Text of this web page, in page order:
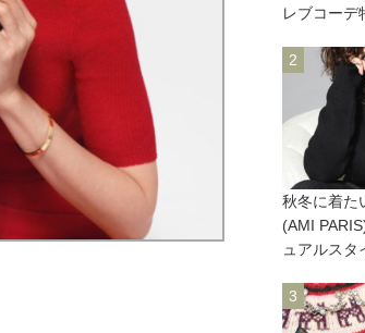
レブコーデ
秋冬に着た
(AMI
ュアルスタ